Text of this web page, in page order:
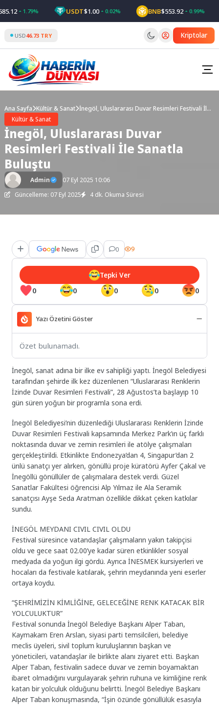
to
content
1.79% USDT$1.00 0.02% BNB$553.92 0.99%
USD46.73 TRY Kriptolar
Ana Sayfa Kültür & Sanat İnegöl, Uluslararası Duvar Resimleri Festivali İle
Kültür & Sanat
İnegöl, Uluslararası Duvar
Resimleri Festivali İle Sanatla
Buluştu
Admin
07 Eyl 2025 10:06
Güncelleme: 07 Eyl 2025
4 dk. Okuma Süresi
0 9
0 0 0 0 0
Tepki Ver
Yazı Özetini Göster
Özet bulunamadı.
İnegöl, sanat adına bir ilke ev sahipliği yaptı. İnegöl Belediyesi
tarafından şehirde ilk kez düzenlenen “Uluslararası Renklerin
İzinde Duvar Resimleri Festivali”, 28 Ağustos’ta başlayıp 10
gün süren yoğun bir programla sona erdi.
İnegöl Belediyesi’nin düzenlediği Uluslararası Renklerin İzinde
Duvar Resimleri Festivali kapsamında Merkez Park’ın üç farklı
noktasında duvar ve zemin resimleri ile atölye çalışmaları
gerçekleştirildi. Etkinlikte Endonezya’dan 4, Singapur’dan 2
ünlü sanatçı yer alırken, gönüllü proje küratörü Ayfer Çakal ve
İnegöllü gönüllüler de çalışmalara destek verdi. Güzel
Sanatlar Fakültesi öğrencisi Alp Yılmaz ile Ala Seramik
sanatçısı Ayşe Seda Aratman özellikle dikkat çeken katkılar
sundu.
İNEGÖL MEYDANI CIVIL CIVIL OLDU
Festival süresince vatandaşlar çalışmaların yakın takipçisi
oldu ve gece saat 02.00’ye kadar süren etkinlikler sosyal
medyada da yoğun ilgi gördü. Ayrıca İNESMEK kursiyerleri ve
hocaları da festivale katılarak, şehrin meydanında yeni eserler
ortaya koydu.
“ŞEHRİMİZİN KİMLİĞİNE, GELECEĞİNE RENK KATACAK BİR
YOLCULUKTUR”
Festival sonunda İnegöl Belediye Başkanı Alper Taban,
Kaymakam Eren Arslan, siyasi parti temsilcileri, belediye
meclis üyeleri, sivil toplum kuruluşlarının başkan ve
yöneticileri, vatandaşlar ile birlikte alanı ziyaret etti. Başkan
Alper Taban, festivalin sadece duvar ve zemin boyamaktan
ibaret olmadığını vurgulayarak şehrin ruhuna ve kimliğine renk
katan bir yolculuk olduğunu belirtti. İnegöl Belediye Başkanı
Alper Taban konuşmasında, “İşin özünde gönüllülük esasıyla